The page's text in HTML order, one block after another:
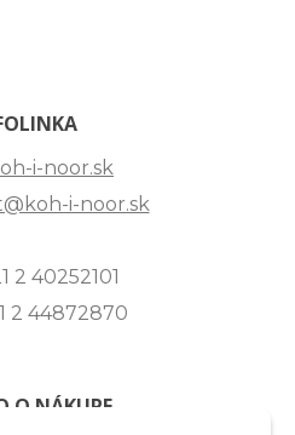
i-noor.sk
i-noor.sk
2 40252101
2 44872870
O NÁKUPE